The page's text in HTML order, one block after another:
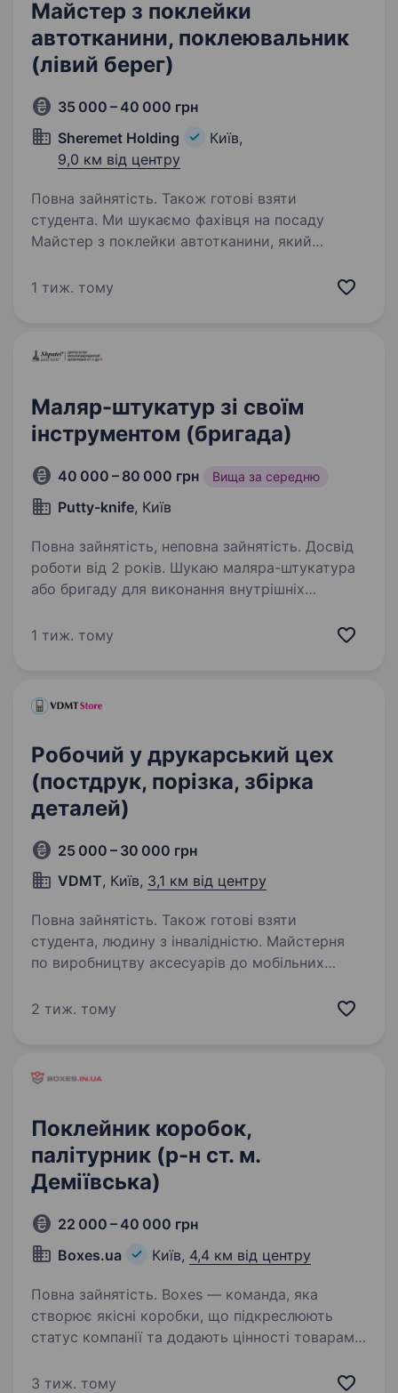
Майстер з поклейки
автотканини, поклеювальник
(лівий берег)
35 000 – 40 000 грн
Sheremet Holding
Київ,
9,0 км від центру
Повна зайнятість. Також готові взяти
студента. Ми шукаємо фахівця на посаду
Майстер з поклейки автотканини, який
головною відповідальністю буде якісна
1 тиж. тому
Маляр-штукатур зі своїм
інструментом (бригада)
40 000 – 80 000 грн Вища за середню
Putty-knife, Київ
Повна зайнятість, неповна зайнятість. Досвід
роботи від 2 років. Шукаю маляра-штукатура
або бригаду для виконання внутрішніх
та області по замовленнях. Вимоги: Досвід
1 тиж. тому
Робочий у друкарський цех
(постдрук, порізка, збірка
деталей)
25 000 – 30 000 грн
VDMT, Київ, 3,1 км від центру
Повна зайнятість. Також готові взяти
студента, людину з інвалідністю. Майстерня
по виробництву аксесуарів до мобільних
в команду майстра або майстриню зі збірки
2 тиж. тому
Поклейник коробок,
палітурник (р-н ст. м.
Деміївська)
22 000 – 40 000 грн
Boxes.ua
Київ, 4,4 км від центру
Повна зайнятість. Boxes — команда, яка
створює якісні коробки, що підкреслюють
статус компанії та додають цінності товарам
ми шукаємо відповідальних людей для роботи
3 тиж. тому